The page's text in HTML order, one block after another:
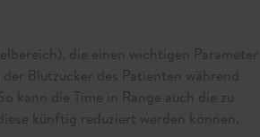
die einen wichtigen Parameter
Blutzucker des Patienten während
kann die Time in Range auch die zu
künftig reduziert werden können.